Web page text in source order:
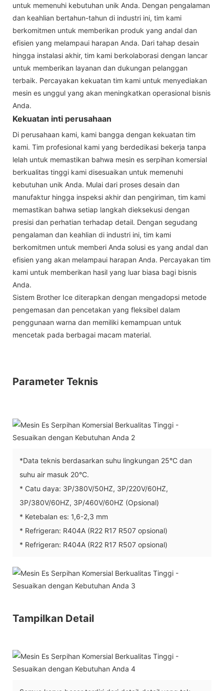
untuk memenuhi kebutuhan unik Anda. Dengan pengalaman
dan keahlian bertahun-tahun di industri ini, tim kami
berkomitmen untuk memberikan produk yang andal dan
efisien yang melampaui harapan Anda. Dari tahap desain
hingga instalasi akhir, tim kami berkolaborasi dengan lancar
untuk memberikan layanan dan dukungan pelanggan
terbaik. Percayakan kekuatan tim kami untuk menyediakan
mesin es unggul yang akan meningkatkan operasional bisnis
Anda.
Kekuatan inti perusahaan
Di perusahaan kami, kami bangga dengan kekuatan tim
kami. Tim profesional kami yang berdedikasi bekerja tanpa
lelah untuk memastikan bahwa mesin es serpihan komersial
berkualitas tinggi kami disesuaikan untuk memenuhi
kebutuhan unik Anda. Mulai dari proses desain dan
manufaktur hingga inspeksi akhir dan pengiriman, tim kami
memastikan bahwa setiap langkah dieksekusi dengan
presisi dan perhatian terhadap detail. Dengan segudang
pengalaman dan keahlian di industri ini, tim kami
berkomitmen untuk memberi Anda solusi es yang andal dan
efisien yang akan melampaui harapan Anda. Percayakan tim
kami untuk memberikan hasil yang luar biasa bagi bisnis
Anda.
Sistem Brother Ice diterapkan dengan mengadopsi metode
pengemasan dan pencetakan yang fleksibel dalam
penggunaan warna dan memiliki kemampuan untuk
mencetak pada berbagai macam material.
Parameter Teknis
*Data teknis berdasarkan suhu lingkungan 25°C dan
suhu air masuk 20°C.
* Catu daya: 3P/380V/50HZ, 3P/220V/60HZ,
3P/380V/60HZ, 3P/460V/60HZ (Opsional)
* Ketebalan es: 1,6-2,3 mm
* Refrigeran: R404A (R22 R17 R507 opsional)
* Refrigeran: R404A (R22 R17 R507 opsional)
Tampilkan Detail